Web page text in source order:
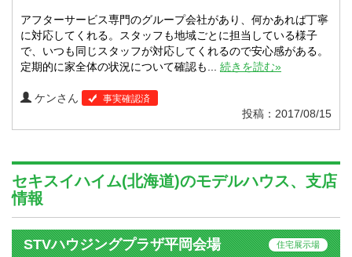
アフターサービス専門のグループ会社があり、何かあれば丁寧
に対応してくれる。スタッフも地域ごとに担当している様子
で、いつも同じスタッフが対応してくれるので安心感がある。
定期的に家全体の状況について確認も... 続きを読む»
ケンさん 事実確認済
投稿：2017/08/15
セキスイハイム(北海道)のモデルハウス、支店
情報
STVハウジングプラザ平岡会場 住宅展示場